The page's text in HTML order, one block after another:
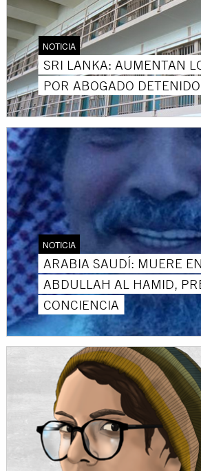
NOTICIA
SRI LANKA: AUMENTAN
POR ABOGADO DETENIDO
NOTICIA
ARABIA SAUDÍ: MUERE
ABDULLAH AL HAMID,
CONCIENCIA